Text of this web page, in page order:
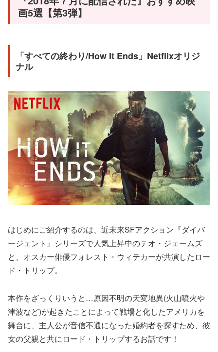
画5選【第3弾】
「すべての終わり/How It Ends」Netflixオリジ
ナル
はじめにご紹介するのは、近未来SFアクション『ダイバ
ージェント』シリーズで人気上昇中のテオ・ジェームズ
と、オスカー俳優フォレスト・ウィテカーが共演したロー
ド・トリップ。
本作をざっくりいうと…原因不明の天変地異(火山噴火や
津波など)が起きたことによって戦場と化したアメリカを
舞台に、主人公が音信不通になった婚約者を探すため、彼
女の父親と共にロード・トリップするお話です！